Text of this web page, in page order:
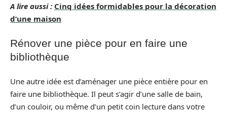
A lire aussi : Cinq idées formidables pour la décoration
d’une maison
Rénover une pièce pour en faire une
bibliothèque
Une autre idée est d’aménager une pièce entière pour en
faire une bibliothèque. Il peut s’agir d’une salle de bain,
d’un couloir, ou même d’un petit coin lecture dans votre